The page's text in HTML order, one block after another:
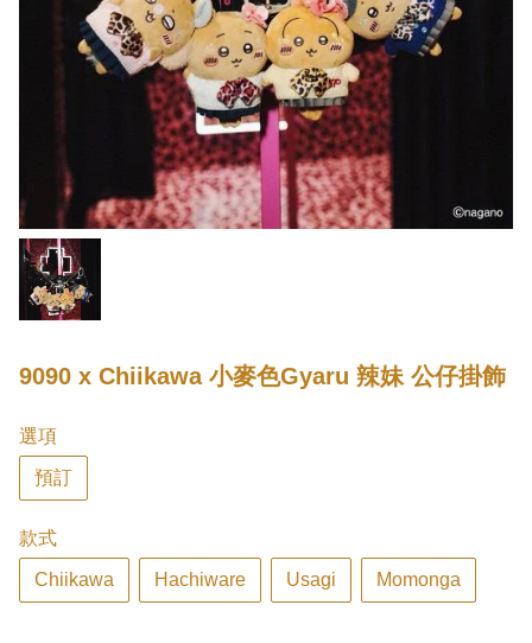
9090 x Chiikawa 小麥色Gyaru 辣妹 公仔掛飾
選項
預訂
款式
Chiikawa Hachiware Usagi Momonga